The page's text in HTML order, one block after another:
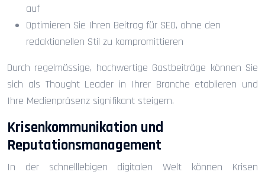
auf
Optimieren Sie Ihren Beitrag für SEO, ohne den
redaktionellen Stil zu kompromittieren
Durch regelmässige, hochwertige Gastbeiträge können Sie
sich als Thought Leader in Ihrer Branche etablieren und
Ihre Medienpräsenz signifikant steigern.
Krisenkommunikation und
Reputationsmanagement
In der schnelllebigen digitalen Welt können Krisen